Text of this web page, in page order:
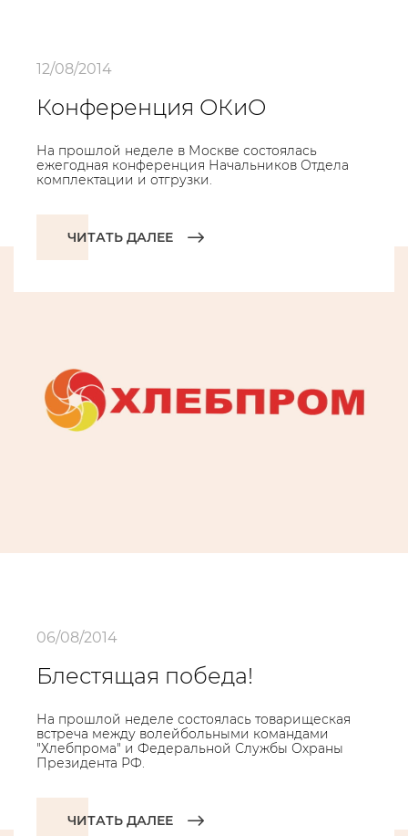
12/08/2014
Конференция ОКиО
На прошлой неделе в Москве состоялась
ежегодная конференция Начальников Отдела
комплектации и отгрузки.
ЧИТАТЬ ДАЛЕЕ
06/08/2014
Блестящая победа!
На прошлой неделе состоялась товарищеская
встреча между волейбольными командами
"Хлебпрома" и Федеральной Службы Охраны
Президента РФ.
ЧИТАТЬ ДАЛЕЕ